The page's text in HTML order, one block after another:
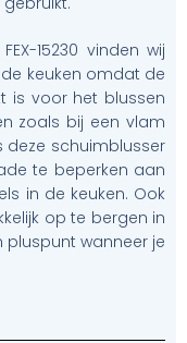
15230 vinden wij
keuken omdat de
is voor het blussen
zoals bij een vlam
deze schuimblusser
te beperken aan
in de keuken. Ook
op te bergen in
pluspunt wanneer je